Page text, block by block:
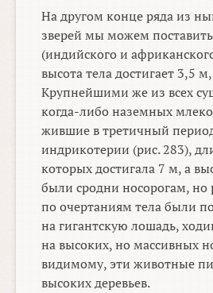
На другом конце ряда из
зверей мы можем
(индийского и
высота тела достигает 3,5
Крупнейшими же из всех
когда-либо наземных
жившие в третичный
индрикотерии (рис. 283),
которых достигала 7 м, а
были сродни носорогам, но
по очертаниям тела были
на гигантскую лошадь,
на высоких, но массивных
видимому, эти животные
высоких деревьев.